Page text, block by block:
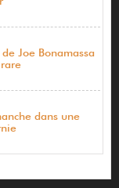
Joe Bonamassa
dans une